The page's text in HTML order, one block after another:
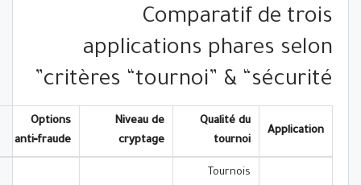
Comparatif de trois
applications phares selon
critères “tournoi” & “sécurité”
Application
Qualité du
tournoi
Niveau de
cryptage
Options
anti‑fraude
Tournois